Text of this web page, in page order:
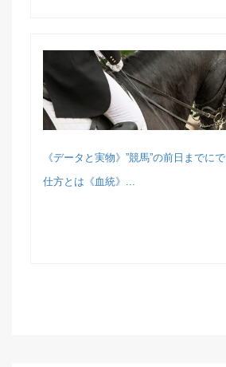
《データと実物》”競馬”の前日までに
仕方とは《血統》...